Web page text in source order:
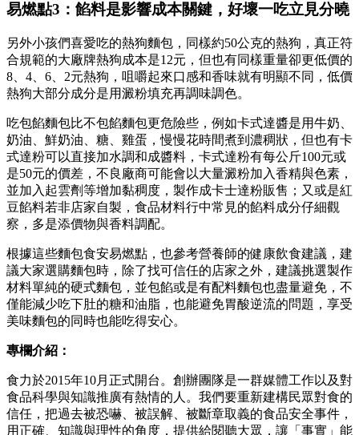
易燃點3：餡料是影響成本關鍵，好壞一吃立見分曉
另外小孩們喜愛吃的熱狗麵包，同樣約50公克的熱狗，真正符
合規範的大廠牌熱狗成本是12元，但也有同樣重量卻更低價的
8、4、6、2元熱狗，咀嚼起來口感和香味就有明顯不同，低價
熱狗大部分成分是用澱粉填充再調味調色。
吃包餡麵包比不包餡麵包更危險些，例如卡式達醬是用牛奶、
奶油、鮮奶油、糖、雞蛋，慢慢花時間煮到濃稠狀，但也有卡
式達粉可以直接加水調和成醬料，卡式達粉有每公斤100元或
是50元的價差，不良廠商可能會以大量澱粉加入香精與色素，
並加入起雲劑等增加黏稠度，製作成卡士達粉販售；又或是紅
豆餡料若非店家自製，食品材料行中常見的餡料成分仔細觀
察，多是添價物與香料調配。
根據這些麵包食安易燃點，也參考營養師的健康飲食建議，建
議大家選購麵包時，除了找可信任的店家之外，建議挑選製作
材料單純的硬式麵包，並包餡或是有配料麵包也盡量避免，不
僅能減少吃下肚的糖和油脂，也能避免胃酸逆流的問題，享受
美味麵包的同時也能吃得安心。
專欄介紹：
食力於2015年10月正式開台。創辦團隊是一群媒體工作以及對
食品科學與知識推廣有熱情的人。我們要重新建構民眾對食的
信任，把過去被恐嚇、被誤解、被斷章取義的食品安全事件，
用正確、知識與理性的角度，提供給閱聽大眾，讓「事實」能